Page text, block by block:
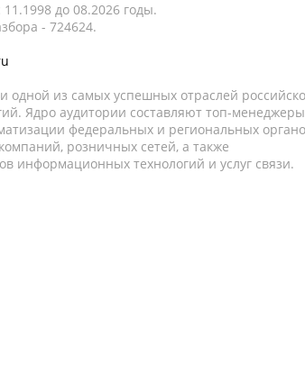
до 08.2026 годы.
- 724624.
одной из самых успешных отраслей
Ядро аудитории составляют топ-
федеральных и региональных
розничных сетей, а также
информационных технологий и услуг связи.